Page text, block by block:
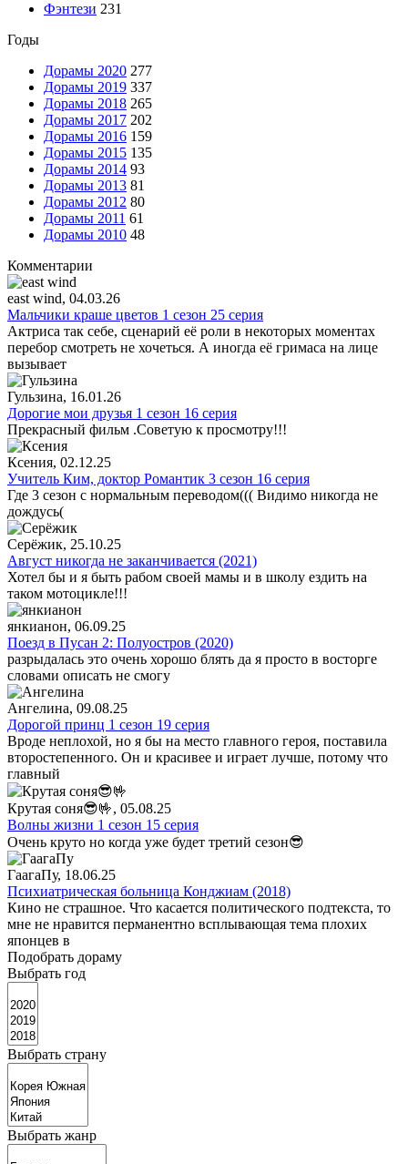
Фэнтези 231
Годы
Дорамы 2020 277
Дорамы 2019 337
Дорамы 2018 265
Дорамы 2017 202
Дорамы 2016 159
Дорамы 2015 135
Дорамы 2014 93
Дорамы 2013 81
Дорамы 2012 80
Дорамы 2011 61
Дорамы 2010 48
Комментарии
east wind, 04.03.26
Мальчики краше цветов 1 сезон 25 серия
Актриса так себе, сценарий её роли в некоторых моментах
перебор смотреть не хочеться. А иногда её гримаса на лице
вызывает
Гульзина, 16.01.26
Дорогие мои друзья 1 сезон 16 серия
Прекрасный фильм .Советую к просмотру!!!
Ксения, 02.12.25
Учитель Ким, доктор Романтик 3 сезон 16 серия
Где 3 сезон с нормальным переводом((( Видимо никогда не
дождусь(
Серёжик, 25.10.25
Август никогда не заканчивается (2021)
Хотел бы и я быть рабом своей мамы и в школу ездить на
таком мотоцикле!!!
янкианон, 06.09.25
Поезд в Пусан 2: Полуостров (2020)
разрыдалась это очень хорошо блять да я просто в восторге
словами описать не смогу
Ангелина, 09.08.25
Дорогой принц 1 сезон 19 серия
Вроде неплохой, но я бы на место главного героя, поставила
второстепенного. Он и красивее и играет лучше, потому что
главный
Крутая соня😎🤟, 05.08.25
Волны жизни 1 сезон 15 серия
Очень круто но когда уже будет третий сезон😎
ГаагаПу, 18.06.25
Психиатрическая больница Конджиам (2018)
Кино не страшное. Что касается политического подтекста, то
мне не нравится перманентно всплывающая тема плохих
японцев в
Подобрать дораму
Выбрать год
Выбрать страну
Выбрать жанр